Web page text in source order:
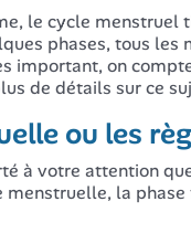
le cycle menstruel
phases, tous
important, on
de détails sur ce
ou les
à votre attention
la